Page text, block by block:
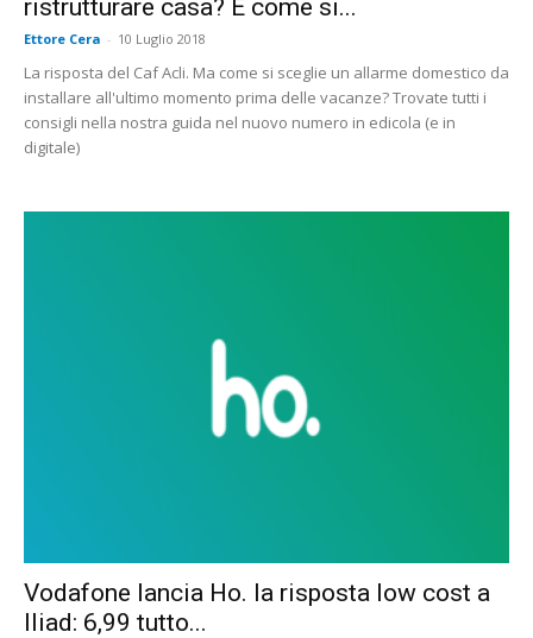
ristrutturare casa? E come si...
Ettore Cera - 10 Luglio 2018
La risposta del Caf Acli. Ma come si sceglie un allarme domestico da
installare all'ultimo momento prima delle vacanze? Trovate tutti i
consigli nella nostra guida nel nuovo numero in edicola (e in
digitale)
Vodafone lancia Ho. la risposta low cost a
Iliad: 6,99 tutto...